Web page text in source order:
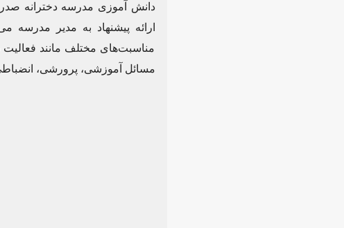
دانش آموزی مدرسه دخترانه
ارائه پیشنهاد به مدیر مدرسه
مناسبت‌های مختلف مانند
مسائل آموزشی، پرورشی،